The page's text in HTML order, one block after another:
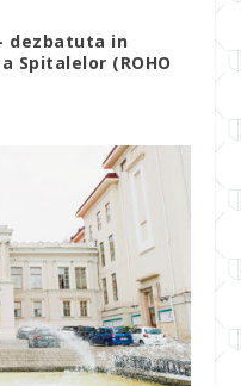
dezbatuta in
Spitalelor (ROHO